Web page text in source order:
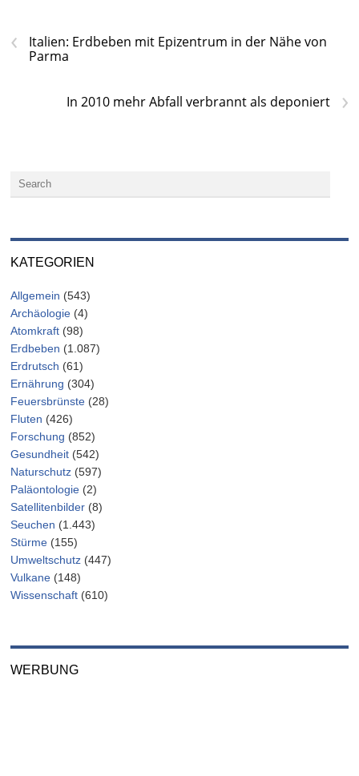
‹
Italien: Erdbeben mit Epizentrum in der Nähe von
Parma
›
In 2010 mehr Abfall verbrannt als deponiert
KATEGORIEN
Allgemein (543)
Archäologie (4)
Atomkraft (98)
Erdbeben (1.087)
Erdrutsch (61)
Ernährung (304)
Feuersbrünste (28)
Fluten (426)
Forschung (852)
Gesundheit (542)
Naturschutz (597)
Paläontologie (2)
Satellitenbilder (8)
Seuchen (1.443)
Stürme (155)
Umweltschutz (447)
Vulkane (148)
Wissenschaft (610)
WERBUNG